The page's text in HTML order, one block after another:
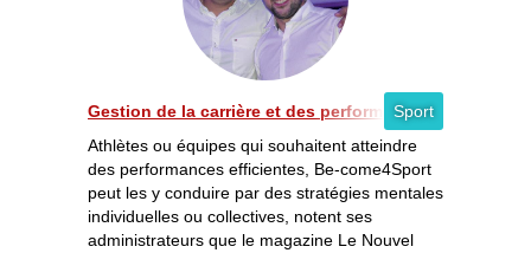
Sport
Gestion de la carrière et des performances des
Athlètes ou équipes qui souhaitent atteindre
des performances efficientes, Be-come4Sport
peut les y conduire par des stratégies mentales
individuelles ou collectives, notent ses
administrateurs que le magazine Le Nouvel